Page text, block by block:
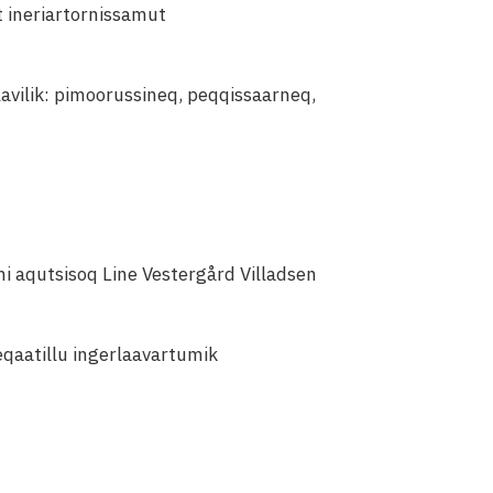
ineriartornissamut
pimoorussineq, peqqissaarneq,
Line Vestergård Villadsen
ingerlaavartumik